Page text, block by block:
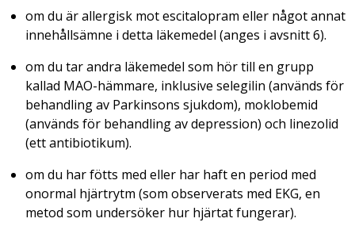
om du är allergisk mot escitalopram eller något annat
innehållsämne i detta läkemedel (anges i avsnitt 6).
om du tar andra läkemedel som hör till en grupp
kallad MAO-hämmare, inklusive selegilin (används för
behandling av Parkinsons sjukdom), moklobemid
(används för behandling av depression) och linezolid
(ett antibiotikum).
om du har fötts med eller har haft en period med
onormal hjärtrytm (som observerats med EKG, en
metod som undersöker hur hjärtat fungerar).